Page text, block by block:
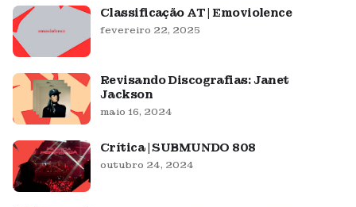
Classificação AT | Emoviolence
fevereiro 22, 2025
Revisando Discografias: Janet
Jackson
maio 16, 2024
Crítica | SUBMUNDO 808
outubro 24, 2024